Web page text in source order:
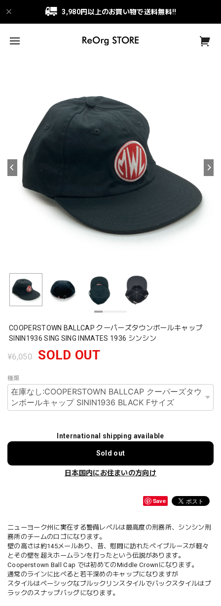
3,980円以上のお買い物で送料無料!!
COOPERSTOWN BALLCAP クーパーズタウンボールキャップ
SININ1936 SING SING INMATES 1936 シンシン
¥6,050 SOLD OUT
種類
International shipping available
Sold out
日本国内にお住まいの方向け
Save
ニューヨーク州に実在する警備レベルは最高度の刑務所、シンシン刑
務所のチームのロゴになります。
壁の高さは約145メールあり、昔、慰問に訪れたベイブルースが軽々
とその壁を超えホームランを打ったという伝説があります。
Cooperstown Ball Cap では初めてのMiddle Crownになります。
通常のラインに比べると若干深めのキャップになりますが
スタイルはベーシックなブルックリンスタイルでバックスタイルはブ
ラックのスナップバッグになります。